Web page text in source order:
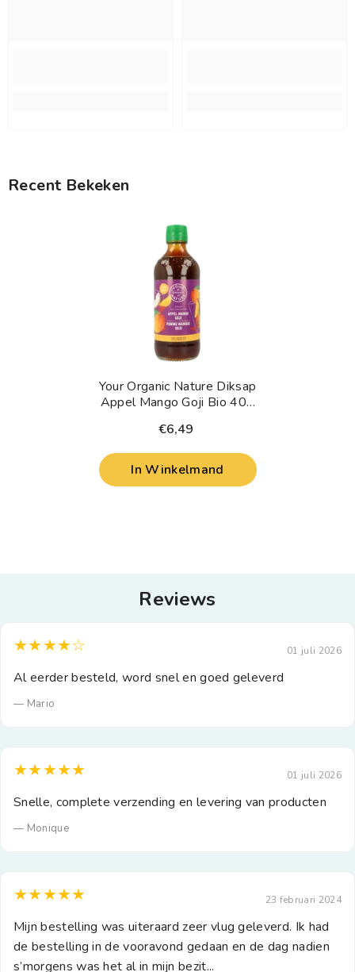
Recent Bekeken
Your Organic Nature Diksap
Appel Mango Goji Bio 400
€6,49
In Winkelmand
Reviews
★★★★☆ 01 juli 2026
Al eerder besteld, word snel en goed geleverd
— Mario
★★★★★ 01 juli 2026
Snelle, complete verzending en levering van producten
— Monique
★★★★★ 23 februari 2024
Mijn bestelling was uiteraard zeer vlug geleverd. Ik had
de bestelling in de vooravond gedaan en de dag nadien
s’morgens was het al in mijn bezit...